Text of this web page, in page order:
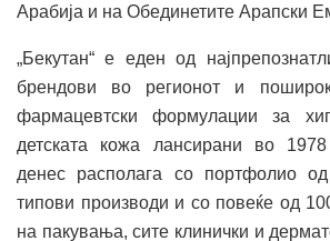
Арабија и на Обединетите Арапски
„Бекутан“ е еден од
брендови во регионот и
фармацевтски формулации за
детската кожа лансирани во
денес располага со портфолио
типови производи и со повеќе од
на пакувања, сите клинички и